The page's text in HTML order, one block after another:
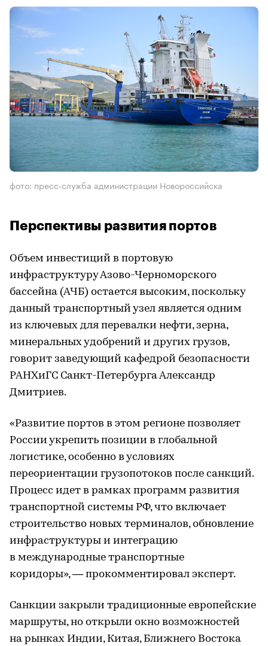
фото: пресс-служба администрации Новороссийска
Перспективы развития портов
Объем инвестиций в портовую
инфраструктуру Азово-Черноморского
бассейна (АЧБ) остается высоким, поскольку
данный транспортный узел является одним
из ключевых для перевалки нефти, зерна,
минеральных удобрений и других грузов,
говорит заведующий кафедрой безопасности
РАНХиГС Санкт-Петербурга Александр
Дмитриев.
«Развитие портов в этом регионе позволяет
России укрепить позиции в глобальной
логистике, особенно в условиях
переориентации грузопотоков после санкций.
Процесс идет в рамках программ развития
транспортной системы РФ, что включает
строительство новых терминалов, обновление
инфраструктуры и интеграцию
в международные транспортные
коридоры», — прокомментировал эксперт.
Санкции закрыли традиционные европейские
маршруты, но открыли окно возможностей
на рынках Индии, Китая, Ближнего Востока